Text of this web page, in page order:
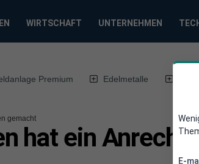
WIRTSCHAFT UNTERNEHMEN
Premium Edelmetalle
gemacht
hat ein
E-